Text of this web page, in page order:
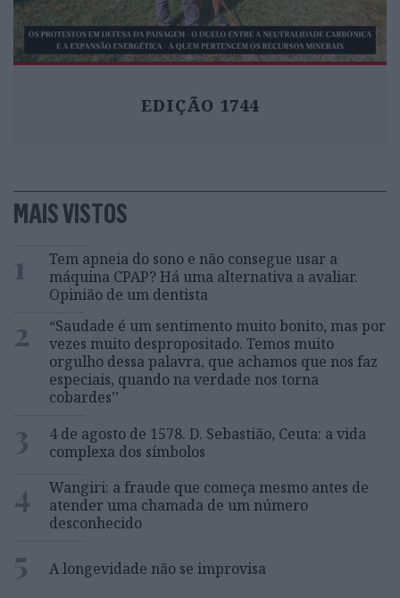
EDIÇÃO 1744
MAIS VISTOS
1
Tem apneia do sono e não consegue usar a
máquina CPAP? Há uma alternativa a avaliar.
Opinião de um dentista
2
“Saudade é um sentimento muito bonito, mas por
vezes muito despropositado. Temos muito
orgulho dessa palavra, que achamos que nos faz
especiais, quando na verdade nos torna
cobardes’’
3
4 de agosto de 1578. D. Sebastião, Ceuta: a vida
complexa dos símbolos
4
Wangiri: a fraude que começa mesmo antes de
atender uma chamada de um número
desconhecido
5 A longevidade não se improvisa